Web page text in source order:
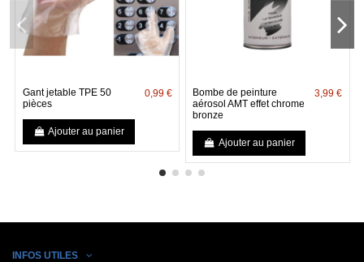
Gant jetable TPE 50
pièces
0,99 €
Ajouter au panier
Bombe de peinture
aérosol AMT effet chrome
bronze
3,99 €
Ajouter au panier
INFOS UTILES